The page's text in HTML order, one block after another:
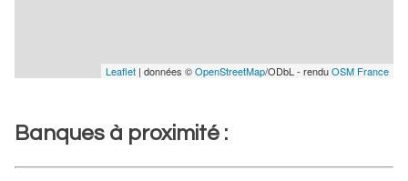
Leaflet | données ©OpenStreetMap/ODbL - renduOSM France
Banques à proximité :